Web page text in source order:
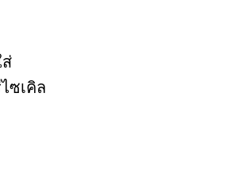
ซเคิล